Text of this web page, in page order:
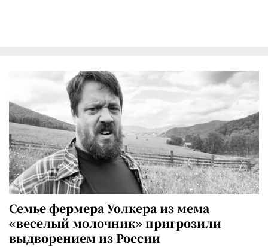
Семье фермера Уолкера из мема
«веселый молочник» пригрозили
выдворением из России